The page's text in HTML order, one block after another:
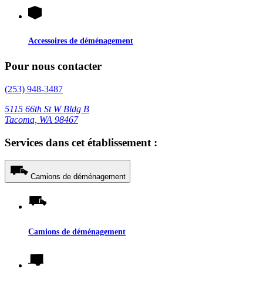
Accessoires de déménagement
Pour nous contacter
(253) 948-3487
5115 66th St W Bldg B
Tacoma, WA 98467
Services dans cet établissement :
Camions de déménagement
Camions de déménagement